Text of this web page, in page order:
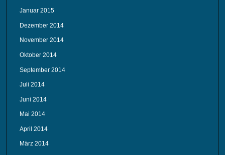
Januar 2015
Dezember 2014
November 2014
Oktober 2014
September 2014
Juli 2014
Juni 2014
Mai 2014
April 2014
März 2014